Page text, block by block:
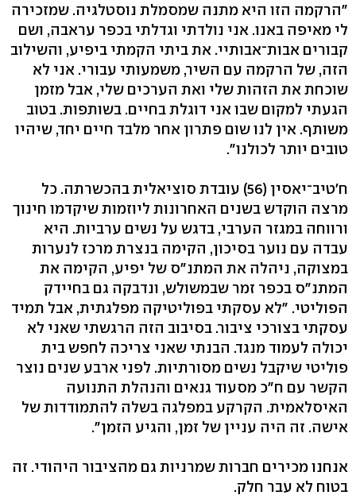
"הרקמה הזו היא מתנה שמסמלת נוסטלגיה. שמזכירה
לי מאיפה באנו. אני נולדתי וגדלתי בכפר עראבה, ושם
קבורים אבות־אבותיי. את ביתי הקמתי ביפיע, והשילוב
הזה, של הרקמה עם השיר, משמעותי עבורי. אני לא
שוכחת את הזהות שלי ואת הערכים שלי, אבל מזמן
הגעתי למקום שבו אני דוגלת בחיים. בשותפות. בטוב
משותף. אין לנו שום פתרון אחר מלבד חיים יחד, שיהיו
טובים יותר לכולנו".
ח'טיב־יאסין (56) עובדת סוציאלית בהכשרתה. כל
מרצה הוקדש בשנים האחרונות ליוזמות שיקדמו חינוך
ורווחה במגזר הערבי, בדגש על נשים ערביות. היא
עבדה עם נוער בסיכון, הקימה בנצרת מרכז לנערות
במצוקה, ניהלה את המתנ"ס של יפיע, הקימה את
המתנ"ס בכפר זמר שבמשולש, ונדבקה גם בחיידק
הפוליטי. "לא עסקתי בפוליטיקה מפלגתית, אבל תמיד
עסקתי בצורכי ציבור. בסיבוב הזה הרגשתי שאני לא
יכולה לעמוד מנגד. הבנתי שאני צריכה לחפש בית
פוליטי שיקבל נשים מסורתיות. לפני ארבע שנים נוצר
הקשר עם ח"כ מסעוד גנאים והנהלת התנועה
האיסלאמית. הקרקע במפלגה בשלה להתמודדות של
אישה. זה היה עניין של זמן, והגיע הזמן".
אנחנו מכירים חברות שמרניות גם מהציבור היהודי. זה
בטוח לא עבר חלק.